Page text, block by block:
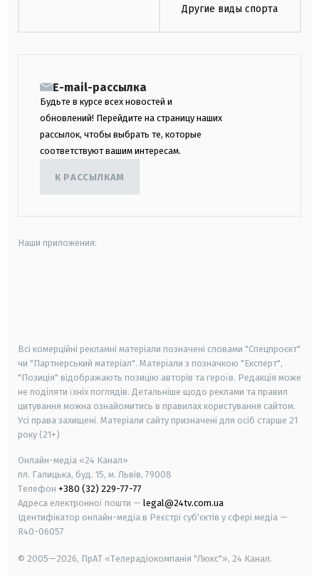
Другие виды спорта
E-mail-рассылка
Будьте в курсе всех новостей и
обновлений! Перейдите на страницу наших
рассылок, чтобы выбрать те, которые
соответствуют вашим интересам.
К РАССЫЛКАМ
Наши приложения:
Всі комерційні рекламні матеріали позначені словами "Спецпроєкт"
чи "Партнерський матеріал". Матеріали з позначкою "Експерт",
"Позиція" відображають позицію авторів та героїв. Редакція може
не поділяти їхніх поглядів. Детальніше щодо реклами та правил
цитування можна ознайомитись в правилах користування сайтом.
Усі права захищені. Матеріали сайту призначені для осіб старше 21
року (21+)
Онлайн-медіа «24 Канал»
пл. Галицька, буд. 15, м. Львів, 79008
Телефон +380 (32) 229-77-77
Адреса електронної пошти — legal@24tv.com.ua
Ідентифікатор онлайн-медіа в Реєстрі суб'єктів у сфері медіа —
R40-06057
© 2005—2026, ПрАТ «Телерадіокомпанія "Люкс"», 24 Канал.